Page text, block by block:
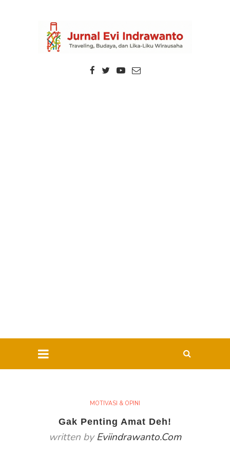
MOTIVASI & OPINI
Gak Penting Amat Deh!
written byEviindrawanto.com